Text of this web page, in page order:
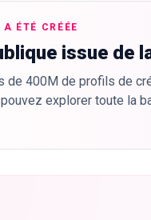
ÉTÉ CRÉÉE
issue de
de 400M de profils de
explorer toute la